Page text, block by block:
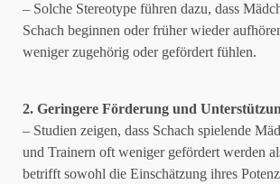
– Solche Stereotype führen dazu, dass
Schach beginnen oder früher wieder
weniger zugehörig oder gefördert fühlen.
2. Geringere Förderung und
– Studien zeigen, dass Schach spielende
und Trainern oft weniger gefördert werden
betrifft sowohl die Einschätzung ihres